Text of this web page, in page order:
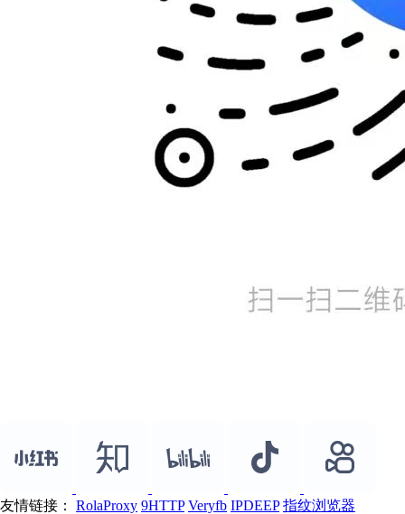
友情链接： RolaProxy 9HTTP Veryfb IPDEEP 指纹浏览器